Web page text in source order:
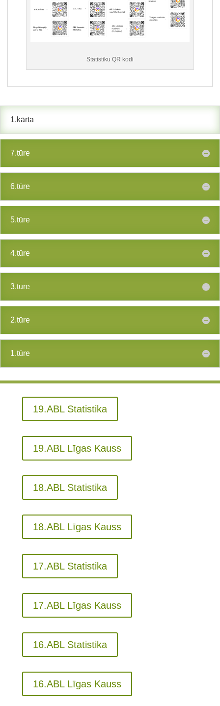
Statistiku QR kodi
1.kārta
7.tūre
6.tūre
5.tūre
4.tūre
3.tūre
2.tūre
1.tūre
19.ABL Statistika
19.ABL Līgas Kauss
18.ABL Statistika
18.ABL Līgas Kauss
17.ABL Statistika
17.ABL Līgas Kauss
16.ABL Statistika
16.ABL Līgas Kauss